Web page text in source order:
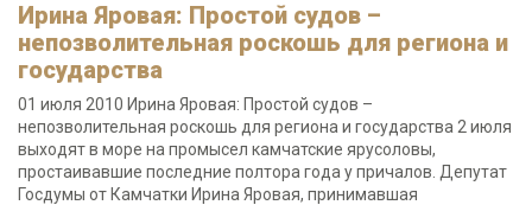
Ирина Яровая: Простой судов –
непозволительная роскошь для региона и
государства
01 июля 2010 Ирина Яровая: Простой судов –
непозволительная роскошь для региона и государства 2 июля
выходят в море на промысел камчатские ярусоловы,
простаивавшие последние полтора года у причалов. Депутат
Госдумы от Камчатки Ирина Яровая, принимавшая